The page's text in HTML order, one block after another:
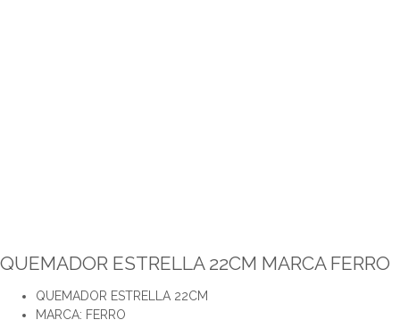
QUEMADOR ESTRELLA 22CM MARCA FERRO
QUEMADOR ESTRELLA 22CM
MARCA: FERRO